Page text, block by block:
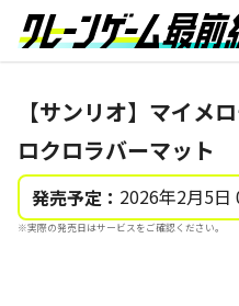
【サンリオ】マイメ
ロクロラバーマット
発売予定： 2026年2月5日
※実際の発売日はサービスをご確認ください。